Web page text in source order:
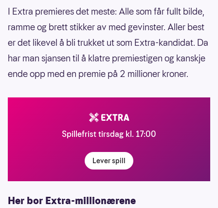
I Extra premieres det meste: Alle som får fullt bilde,
ramme og brett stikker av med gevinster. Aller best
er det likevel å bli trukket ut som Extra-kandidat. Da
har man sjansen til å klatre premiestigen og kanskje
ende opp med en premie på 2 millioner kroner.
Spillefrist tirsdag kl. 17:00
Lever spill
Her bor Extra-millionærene